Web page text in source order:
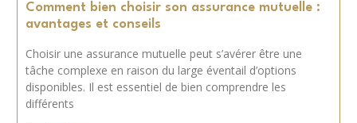
Comment bien choisir son assurance mutuelle :
avantages et conseils
Choisir une assurance mutuelle peut s’avérer être une
tâche complexe en raison du large éventail d’options
disponibles. Il est essentiel de bien comprendre les
différents